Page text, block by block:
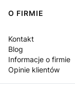
O FIRMIE
Kontakt
Blog
Informacje o firmie
Opinie klientów